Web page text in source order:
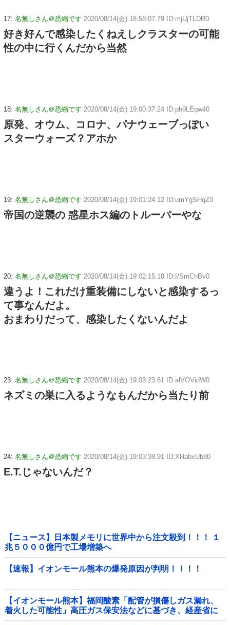
17: 名無しさん＠恐縮です 2020/08/14(金) 18:58:07.79 ID:mjUjTLDR0
好き好んで感染したくねえしクラスターの可能
性の中に行くんだから当然
18: 名無しさん＠恐縮です 2020/08/14(金) 19:00:37.24 ID:ph9LEqw40
原発、オウム、コロナ、パナウェーブっぽい
スターウォーズ？アホか
19: 名無しさん＠恐縮です 2020/08/14(金) 19:01:24.12 ID:umYgSHqZ0
帝国の逆襲の 惑星ホス編のトルーパーやな
20: 名無しさん＠恐縮です 2020/08/14(金) 19:02:15.18 ID:I/SmChBv0
違うよ！これだけ重装備にしないと感染するっ
て事なんだよ。
おまわりだって、感染したくないんだよ
23: 名無しさん＠恐縮です 2020/08/14(金) 19:03:23.61 ID:alVOVidW0
ネズミの巣に入るようなもんだから当たり前
24: 名無しさん＠恐縮です 2020/08/14(金) 19:03:38.91 ID:XHabxUb80
E.T.じゃないんだ？
【ニュース】日本製メモリに世界中から注文殺到！！！ １
兆５０００億円で工場増築へ
【速報】イオンモール熊本の爆発原因が判明！！！！
【イオンモール熊本】福岡酸素「配管が損傷しガス漏れ、
着火した可能性」高圧ガス保安法などに基づき、経産省に
報告他